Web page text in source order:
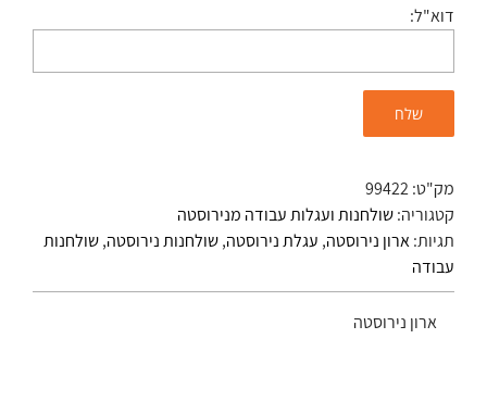
דוא"ל:
מק"ט:99422
קטגוריה:שולחנות ועגלות עבודה מנירוסטה
תגיות:ארון נירוסטה, עגלת נירוסטה,שולחנות נירוסטה,שולחנות
עבודה
ארון נירוסטה